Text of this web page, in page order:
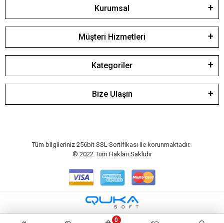
Kurumsal
Müşteri Hizmetleri
Kategoriler
Bize Ulaşın
Tüm bilgileriniz 256bit SSL Sertifikası ile korunmaktadır.
© 2022 Tüm Hakları Saklıdır
0